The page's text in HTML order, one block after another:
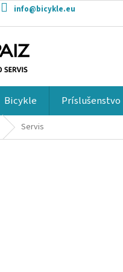
info@bicykle.eu
Bicykle Príslušenstvo
Servis